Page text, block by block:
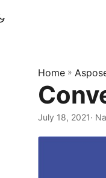
Home »
July 18, 2021·